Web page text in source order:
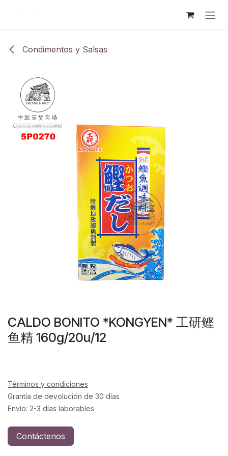
Condimentos y Salsas
CALDO BONITO *KONGYEN* 工研鲣
鱼精 160g/20u/12
Términos y condiciones
Grantía de devolución de 30 días
Envío: 2-3 días laborables
Contáctenos